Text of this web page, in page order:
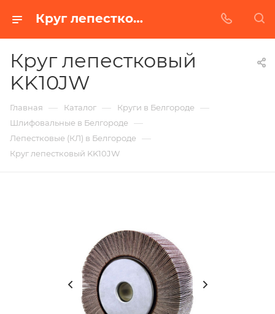
Круг лепестковый KK10JW в Белгороде | Купить по недорогой цене от Абразивного Завода
Круг лепестковый
KK10JW
Главная — Каталог — Круги в Белгороде —
Шлифовальные в Белгороде —
Лепестковые (КЛ) в Белгороде —
Круг лепестковый KK10JW